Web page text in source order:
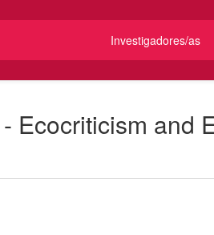
Investigadores/as
Ecocriticism and